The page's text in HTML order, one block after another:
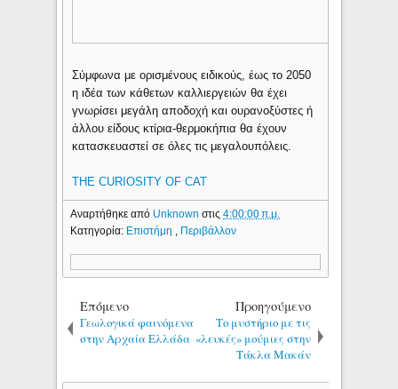
Σύμφωνα με ορισμένους ειδικούς, έως το 2050
η ιδέα των κάθετων καλλιεργειών θα έχει
γνωρίσει μεγάλη αποδοχή και ουρανοξύστες ή
άλλου είδους κτίρια-θερμοκήπια θα έχουν
κατασκευαστεί σε όλες τις μεγαλουπόλεις.
THE CURIOSITY OF CAT
Αναρτήθηκε από Unknownστις4:00:00 π.μ.
Κατηγορία: Επιστήμη Περιβάλλον
Επόμενο
Γεωλογικά φαινόμενα
στην Αρχαία Ελλάδα
Προηγούμενο
Το μυστήριο με τις
«λευκές» μούμιες στην
Τάκλα Μακάν